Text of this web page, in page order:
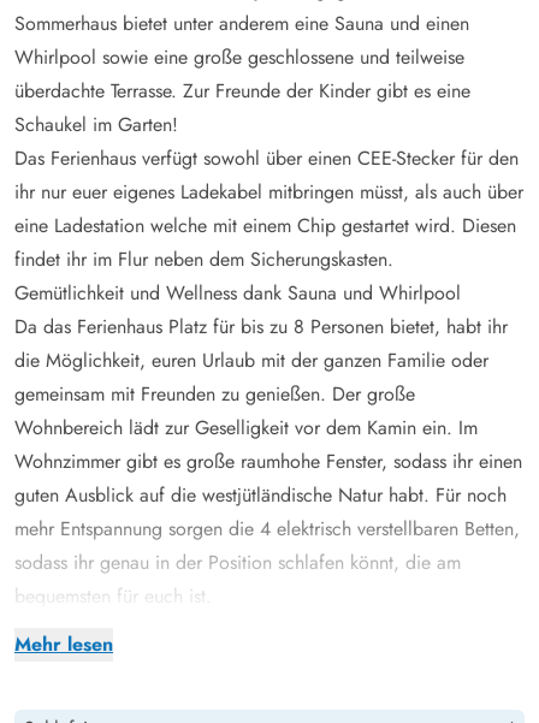
Mehr lesen
Sommerhaus bietet unter anderem eine Sauna und einen
Whirlpool sowie eine große geschlossene und teilweise
überdachte Terrasse. Zur Freunde der Kinder gibt es eine
Schaukel im Garten!
Das Ferienhaus verfügt sowohl über einen CEE-Stecker für den
ihr nur euer eigenes Ladekabel mitbringen müsst, als auch über
eine Ladestation welche mit einem Chip gestartet wird. Diesen
findet ihr im Flur neben dem Sicherungskasten.
Gemütlichkeit und Wellness dank Sauna und Whirlpool
Da das Ferienhaus Platz für bis zu 8 Personen bietet, habt ihr
die Möglichkeit, euren Urlaub mit der ganzen Familie oder
gemeinsam mit Freunden zu genießen. Der große
Wohnbereich lädt zur Geselligkeit vor dem Kamin ein. Im
Wohnzimmer gibt es große raumhohe Fenster, sodass ihr einen
guten Ausblick auf die westjütländische Natur habt. Für noch
mehr Entspannung sorgen die 4 elektrisch verstellbaren Betten,
sodass ihr genau in der Position schlafen könnt, die am
bequemsten für euch ist.
Wenn Entspannung und Wellness auf dem Programm steht,